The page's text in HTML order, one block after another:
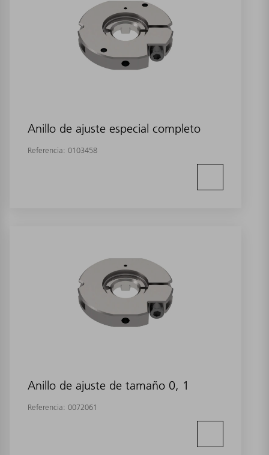
Anillo de ajuste especial completo
Referencia: 0103458
Anillo de ajuste de tamaño 0, 1
Referencia: 0072061